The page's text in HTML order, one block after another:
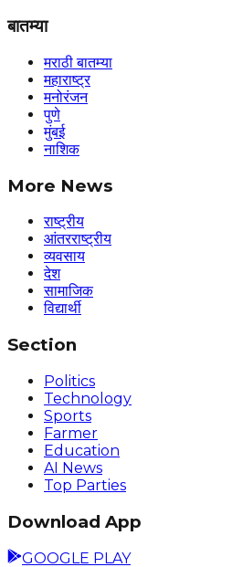
बातम्या
मराठी बातम्या
महाराष्ट्र
मनोरंजन
पुणे
मुंबई
नाशिक
More News
राष्ट्रीय
आंतरराष्ट्रीय
व्यवसाय
देश
सामाजिक
विद्यार्थी
Section
Politics
Technology
Sports
Farmer
Education
AI News
Top Parties
Download App
GOOGLE PLAY